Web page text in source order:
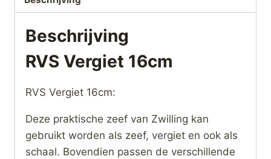
Beschrijving
RVS Vergiet 16cm
RVS Vergiet 16cm:
Deze praktische zeef van Zwilling kan
gebruikt worden als zeef, vergiet en ook als
schaal. Bovendien passen de verschillende